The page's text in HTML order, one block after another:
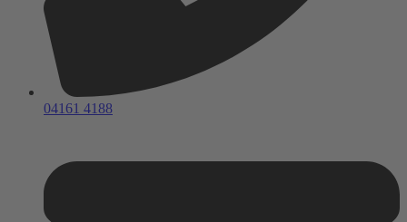
04161 4188